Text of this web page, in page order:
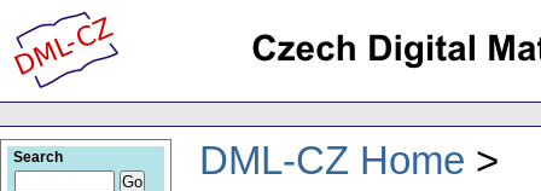
DML-CZ Home
Search